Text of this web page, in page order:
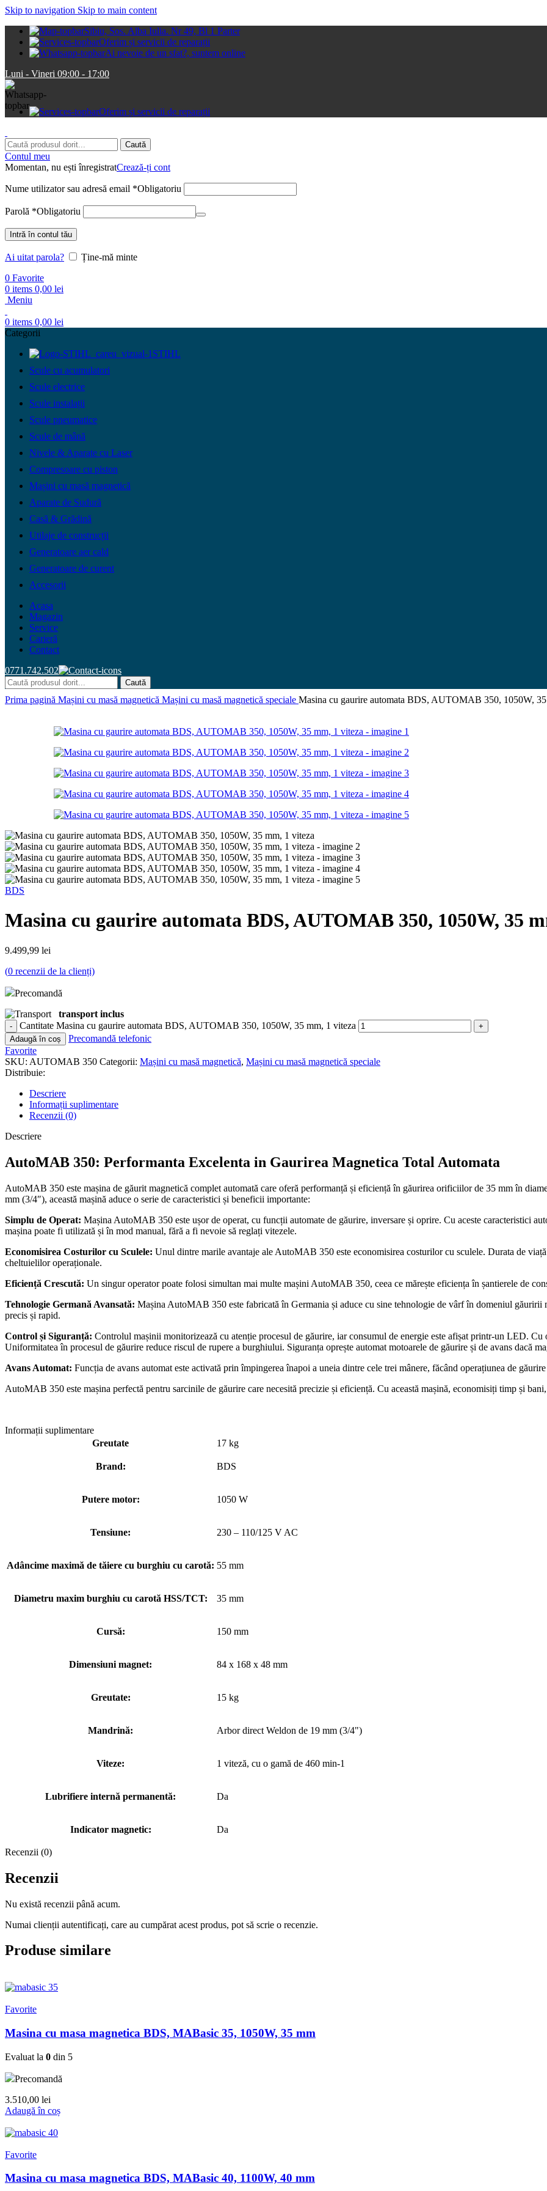
Skip to navigation Skip to main content
Sibiu, Sos. Alba Iulia. Nr 49, Bl 1 Parter
Oferim și servicii de reparații
Ai nevoie de un sfat?, suntem online
Luni - Vineri 09:00 - 17:00
Oferim și servicii de reparații
Caută
Contul meu
Momentan, nu ești înregistratCrează-ți cont
Nume utilizator sau adresă email *Obligatoriu
Parolă *Obligatoriu
Intră în contul tău
Ai uitat parola?
Ține-mă minte
0 Favorite
0 items 0,00 lei
Meniu
0 items 0,00 lei
Categorii
STIHL
Scule cu acumulatori
Scule electrice
Scule instalații
Scule pneumatice
Scule de mână
Nivele & Aparate cu Laser
Compresoare cu piston
Mașini cu masă magnetică
Aparate de Sudură
Casă & Grădină
Utilaje de construcții
Generatoare aer cald
Generatoare de curent
Accesorii
Acasa
Magazin
Service
Carieră
Contact
0771.742.502
Caută
Prima pagină Mașini cu masă magnetică Mașini cu masă magnetică speciale Masina cu gaurire automata BDS, AUTOMAB 350, 1050W,
BDS
Masina cu gaurire automata BDS, AUTOMAB 350, 1050W, 35
9.499,99 lei
(0 recenzii de la clienți)
Precomandă
transport inclus
Cantitate Masina cu gaurire automata BDS, AUTOMAB 350, 1050W, 35 mm, 1 viteza
Adaugă în coș
Precomandă telefonic
Favorite
SKU: AUTOMAB 350 Categorii: Mașini cu masă magnetică, Mașini cu masă magnetică speciale
Distribuie:
Descriere
Informații suplimentare
Recenzii (0)
Descriere
AutoMAB 350: Performanta Excelenta in Gaurirea Magnetica Total Automata
AutoMAB 350 este mașina de găurit magnetică complet automată care oferă performanță și eficiență în găurirea orificiilor de 35 mm în
mm (3/4″), această mașină aduce o serie de caracteristici și beneficii importante:
Simplu de Operat: Mașina AutoMAB 350 este ușor de operat, cu funcții automate de găurire, inversare și oprire. Cu aceste caracteristici
mașina poate fi utilizată și în mod manual, fără a fi nevoie să reglați vitezele.
Economisirea Costurilor cu Sculele: Unul dintre marile avantaje ale AutoMAB 350 este economisirea costurilor cu sculele. Durata de
cheltuielilor operaționale.
Eficiență Crescută: Un singur operator poate folosi simultan mai multe mașini AutoMAB 350, ceea ce mărește eficiența în șantierele de
Tehnologie Germană Avansată: Mașina AutoMAB 350 este fabricată în Germania și aduce cu sine tehnologie de vârf în domeniul găuririi
precis și rapid.
Control și Siguranță: Controlul mașinii monitorizează cu atenție procesul de găurire, iar consumul de energie este afișat printr-un LED.
Uniformitatea în procesul de găurire reduce riscul de rupere a burghiului. Siguranța oprește automat motoarele de găurire și de avans dacă
Avans Automat: Funcția de avans automat este activată prin împingerea înapoi a uneia dintre cele trei mânere, făcând operațiunea de
AutoMAB 350 este mașina perfectă pentru sarcinile de găurire care necesită precizie și eficiență. Cu această mașină, economisiți timp și
Informații suplimentare
Greutate
17 kg
Brand: BDS
Putere motor: 1050 W
Tensiune: 230 – 110/125 V AC
Adâncime maximă de tăiere cu burghiu cu carotă: 55 mm
Diametru maxim burghiu cu carotă HSS/TCT: 35 mm
Cursă: 150 mm
Dimensiuni magnet: 84 x 168 x 48 mm
Greutate: 15 kg
Mandrină: Arbor direct Weldon de 19 mm (3/4")
Viteze: 1 viteză, cu o gamă de 460 min-1
Lubrifiere internă permanentă: Da
Indicator magnetic: Da
Recenzii (0)
Recenzii
Nu există recenzii până acum.
Numai clienții autentificați, care au cumpărat acest produs, pot să scrie o recenzie.
Produse similare
Favorite
Masina cu masa magnetica BDS, MABasic 35, 1050W, 35 mm
Evaluat la 0 din 5
Precomandă
3.510,00 lei
Adaugă în coș
Favorite
Masina cu masa magnetica BDS, MABasic 40, 1100W, 40 mm